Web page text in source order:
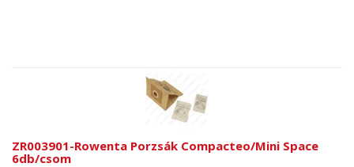
ZR003901-Rowenta Porzsák Compacteo/Mini Space
6db/csom